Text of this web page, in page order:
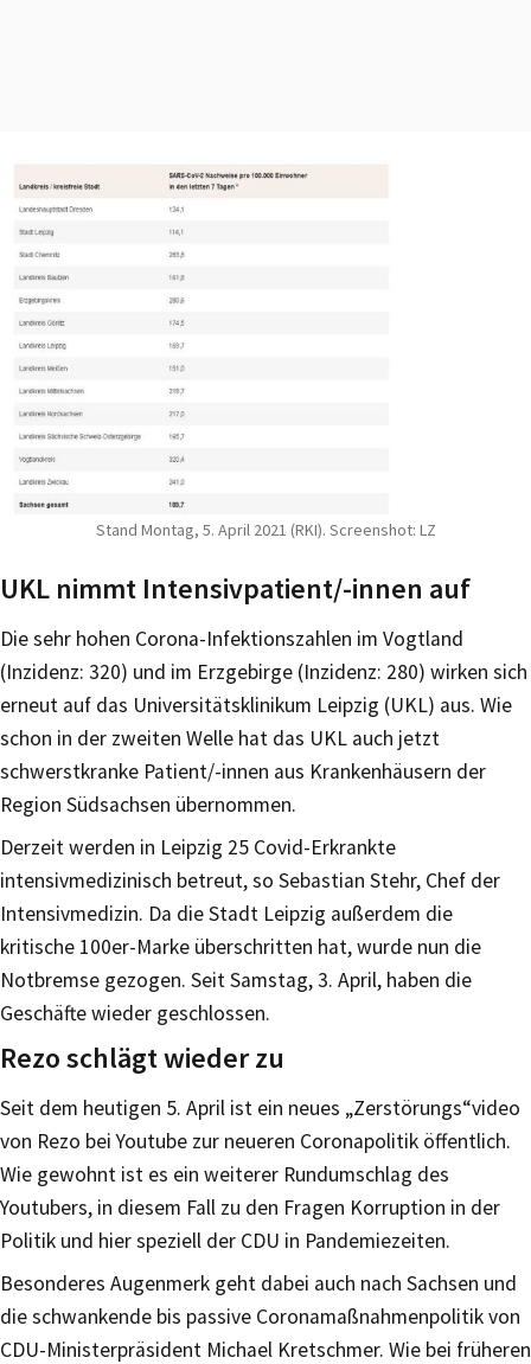
Stand Montag, 5. April 2021 (RKI). Screenshot: LZ
UKL nimmt Intensivpatient/-innen auf
Die sehr hohen Corona-Infektionszahlen im Vogtland
(Inzidenz: 320) und im Erzgebirge (Inzidenz: 280) wirken sich
erneut auf das Universitätsklinikum Leipzig (UKL) aus. Wie
schon in der zweiten Welle hat das UKL auch jetzt
schwerstkranke Patient/-innen aus Krankenhäusern der
Region Südsachsen übernommen.
Derzeit werden in Leipzig 25 Covid-Erkrankte
intensivmedizinisch betreut, so Sebastian Stehr, Chef der
Intensivmedizin. Da die Stadt Leipzig außerdem die
kritische 100er-Marke überschritten hat, wurde nun die
Notbremse gezogen. Seit Samstag, 3. April, haben die
Geschäfte wieder geschlossen.
Rezo schlägt wieder zu
Seit dem heutigen 5. April ist ein neues „Zerstörungs“video
von Rezo bei Youtube zur neueren Coronapolitik öffentlich.
Wie gewohnt ist es ein weiterer Rundumschlag des
Youtubers, in diesem Fall zu den Fragen Korruption in der
Politik und hier speziell der CDU in Pandemiezeiten.
Besonderes Augenmerk geht dabei auch nach Sachsen und
die schwankende bis passive Coronamaßnahmenpolitik von
CDU-Ministerpräsident Michael Kretschmer. Wie bei früheren